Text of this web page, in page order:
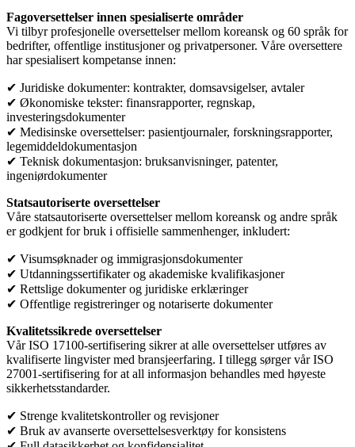
Fagoversettelser innen spesialiserte områder
Vi tilbyr profesjonelle oversettelser mellom koreansk og 60 språk for
bedrifter, offentlige institusjoner og privatpersoner. Våre oversettere
har spesialisert kompetanse innen:
✔ Juridiske dokumenter: kontrakter, domsavsigelser, avtaler
✔ Økonomiske tekster: finansrapporter, regnskap,
investeringsdokumenter
✔ Medisinske oversettelser: pasientjournaler, forskningsrapporter,
legemiddeldokumentasjon
✔ Teknisk dokumentasjon: bruksanvisninger, patenter,
ingeniørdokumenter
Statsautoriserte oversettelser
Våre statsautoriserte oversettelser mellom koreansk og andre språk
er godkjent for bruk i offisielle sammenhenger, inkludert:
✔ Visumsøknader og immigrasjonsdokumenter
✔ Utdanningssertifikater og akademiske kvalifikasjoner
✔ Rettslige dokumenter og juridiske erklæringer
✔ Offentlige registreringer og notariserte dokumenter
Kvalitetssikrede oversettelser
Vår ISO 17100-sertifisering sikrer at alle oversettelser utføres av
kvalifiserte lingvister med bransjeerfaring. I tillegg sørger vår ISO
27001-sertifisering for at all informasjon behandles med høyeste
sikkerhetsstandarder.
✔ Strenge kvalitetskontroller og revisjoner
✔ Bruk av avanserte oversettelsesverktøy for konsistens